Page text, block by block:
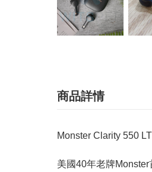
商品詳情
Monster Clarity 550 LT
美國40年老牌Monster